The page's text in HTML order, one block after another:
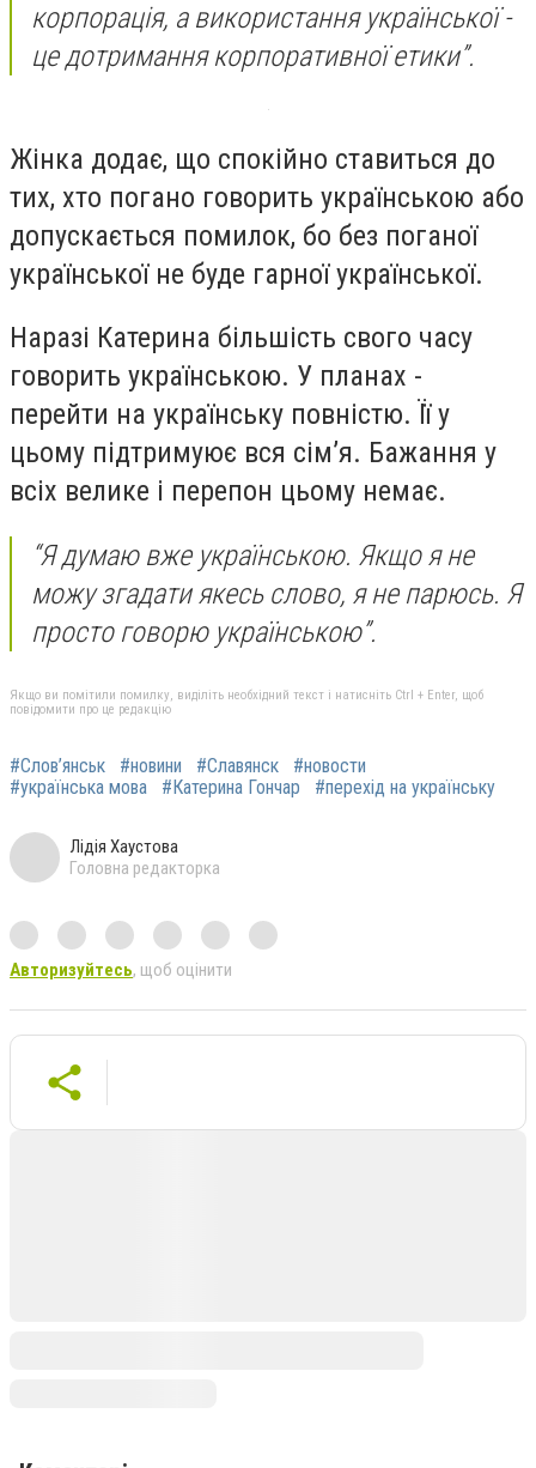
корпорація, а використання української -
це дотримання корпоративної етики”.
Жінка додає, що спокійно ставиться до
тих, хто погано говорить українською або
допускається помилок, бо без поганої
української не буде гарної української.
Наразі Катерина більшість свого часу
говорить українською. У планах -
перейти на українську повністю. Її у
цьому підтримуює вся сім’я. Бажання у
всіх велике і перепон цьому немає.
“Я думаю вже українською. Якщо я не
можу згадати якесь слово, я не парюсь. Я
просто говорю українською”.
Якщо ви помітили помилку, виділіть необхідний текст і натисніть Ctrl + Enter, щоб
повідомити про це редакцію
#Слов’янськ #новини #Славянск
#новости
#українська мова
#Катерина Гончар #перехід на українську
Лідія Хаустова
Головна редакторка
Авторизуйтесь, щоб оцінити